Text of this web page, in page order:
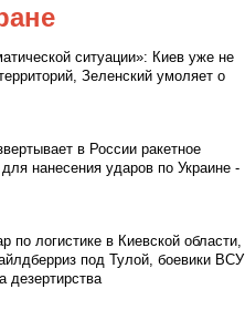
ситуации»: Киев уже не
Зеленский умоляет о
в России ракетное
нанесения ударов по Украине -
логистике в Киевской области,
под Тулой, боевики ВСУ
дезертирства